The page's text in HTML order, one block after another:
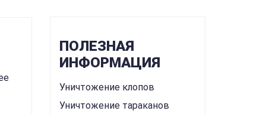
ПОЛЕЗНАЯ
ИНФОРМАЦИЯ
Уничтожение клопов
Уничтожение тараканов